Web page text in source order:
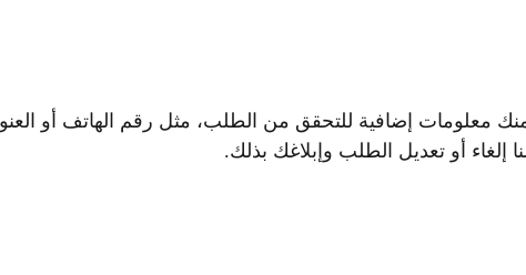
إضافية للتحقق من الطلب، مثل رقم الهاتف أو
أو تعديل الطلب وإبلاغك بذلك.